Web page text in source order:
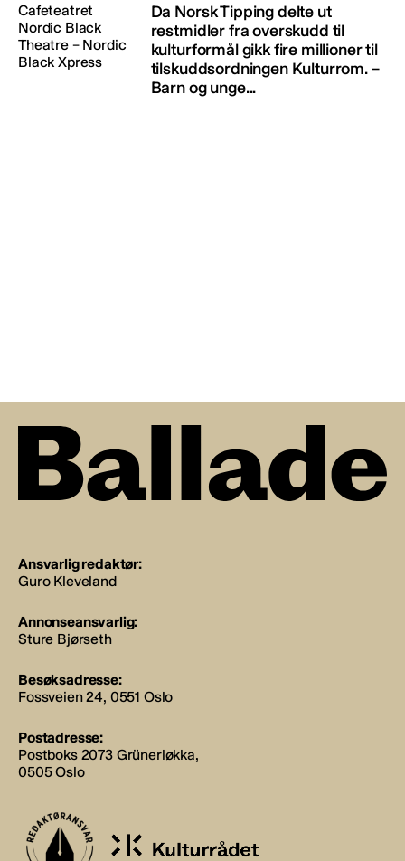
Da Norsk Tipping delte ut
restmidler fra overskudd til
kulturformål gikk fire millioner til
tilskuddsordningen Kulturrom. –
Barn og unge...
Ansvarlig redaktør:
Guro Kleveland
Annonseansvarlig:
Sture Bjørseth
Besøksadresse:
Fossveien 24, 0551 Oslo
Postadresse:
Postboks 2073 Grünerløkka,
0505 Oslo